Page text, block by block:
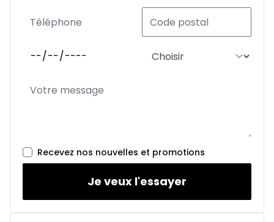
Recevez nos nouvelles et promotions
Je veux l'essayer